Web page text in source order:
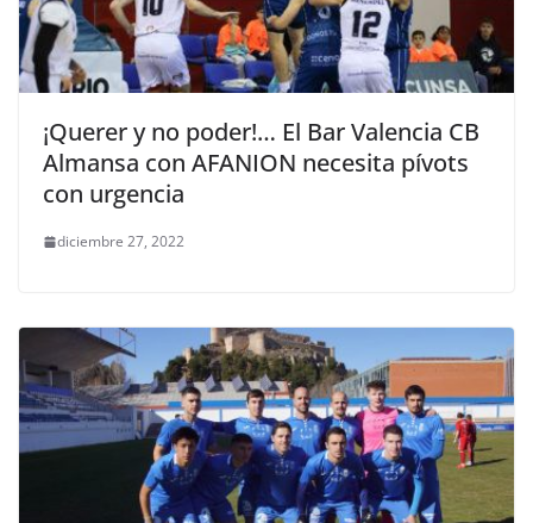
¡Querer y no poder!… El Bar Valencia CB
Almansa con AFANION necesita pívots
con urgencia
diciembre 27, 2022